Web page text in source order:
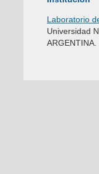
Laboratorio
Universidad
ARGENTINA.